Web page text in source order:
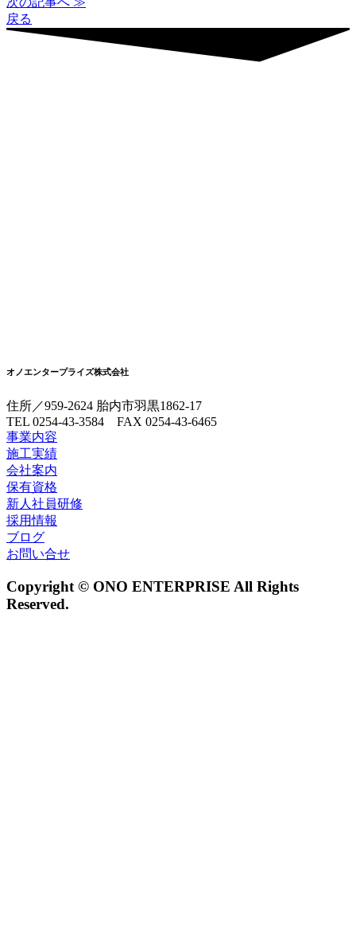
戻る
オノエンタープライズ株式会社
住所／959-2624 胎内市羽黒1862-17
TEL 0254-43-3584 FAX 0254-43-6465
事業内容
施工実績
会社案内
保有資格
新人社員研修
採用情報
ブログ
お問い合せ
Copyright © ONO ENTERPRISE All Rights
Reserved.